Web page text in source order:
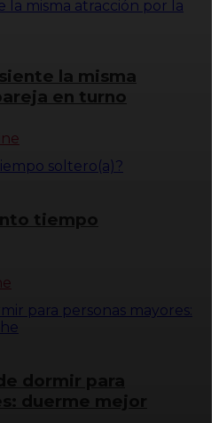
la misma
en turno
tiempo